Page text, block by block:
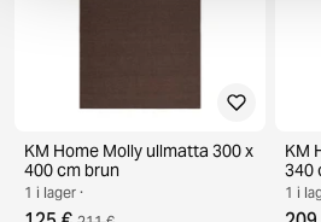
KM Home Molly ullmatta 300 x
400 cm brun
1 i lager ·
KM
340
1 i